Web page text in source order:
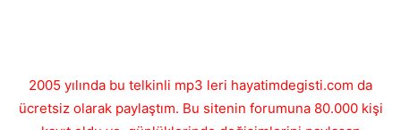
2005 yılında bu telkinli mp3 leri hayatimdegisti.com da
ücretsiz olarak paylaştım. Bu sitenin forumuna 80.000 kişi